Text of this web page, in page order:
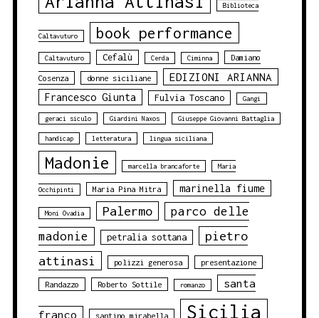
Biblioteca
Caltavuturo book performance
Caltavuturo Cefalù Cerda Ciminna Damiano
Cosenza donne siciliane EDIZIONI ARIANNA
Francesco Giunta Fulvia Toscano Gangi
geraci siculo Giardini Naxos Giuseppe Giovanni Battaglia
handicap letteratura lingua siciliana
Madonie marcella brancaforte Maria
Occhipinti Maria Pina Mitra marinella fiume
Moni Ovadia Palermo
parco delle
madonie
petralia sottana
pietro
attinasi
polizzi generosa presentazione
Randazzo Roberto Sottile romanzo santa
franco santino mirabella Sicilia